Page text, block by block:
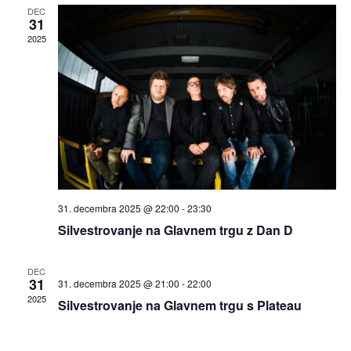
DEC
31
2025
31. decembra 2025 @ 22:00 -23:30
Silvestrovanje na Glavnem trgu z Dan D
DEC
31
2025
31. decembra 2025 @ 21:00 -22:00
Silvestrovanje na Glavnem trgu s Plateau